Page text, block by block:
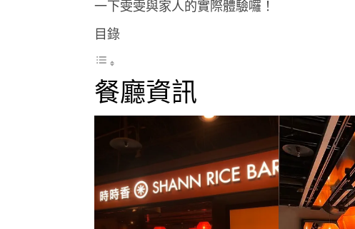
一下雯雯與家人的實際體驗囉！
目錄
餐廳資訊